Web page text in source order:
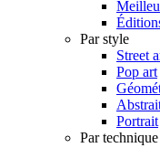
Par style
Street
Pop art
Portrait
Par technique